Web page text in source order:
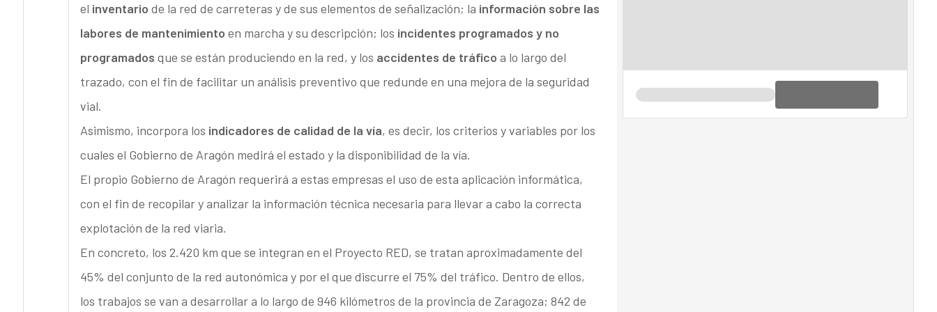
el inventario de la red de carreteras y de sus elementos de señalización; la información sobre las
labores de mantenimiento en marcha y su descripción; los incidentes programados y no
programados que se están produciendo en la red, y los accidentes de tráfico a lo largo del
trazado, con el fin de facilitar un análisis preventivo que redunde en una mejora de la seguridad
vial.
Asimismo, incorpora los indicadores de calidad de la vía, es decir, los criterios y variables por los
cuales el Gobierno de Aragón medirá el estado y la disponibilidad de la vía.
El propio Gobierno de Aragón requerirá a estas empresas el uso de esta aplicación informática,
con el fin de recopilar y analizar la información técnica necesaria para llevar a cabo la correcta
explotación de la red viaria.
En concreto, los 2.420 km que se integran en el Proyecto RED, se tratan aproximadamente del
45% del conjunto de la red autonómica y por el que discurre el 75% del tráfico. Dentro de ellos,
los trabajos se van a desarrollar a lo largo de 946 kilómetros de la provincia de Zaragoza; 842 de